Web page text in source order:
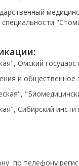
Омский
и
Сибирский
по телефону